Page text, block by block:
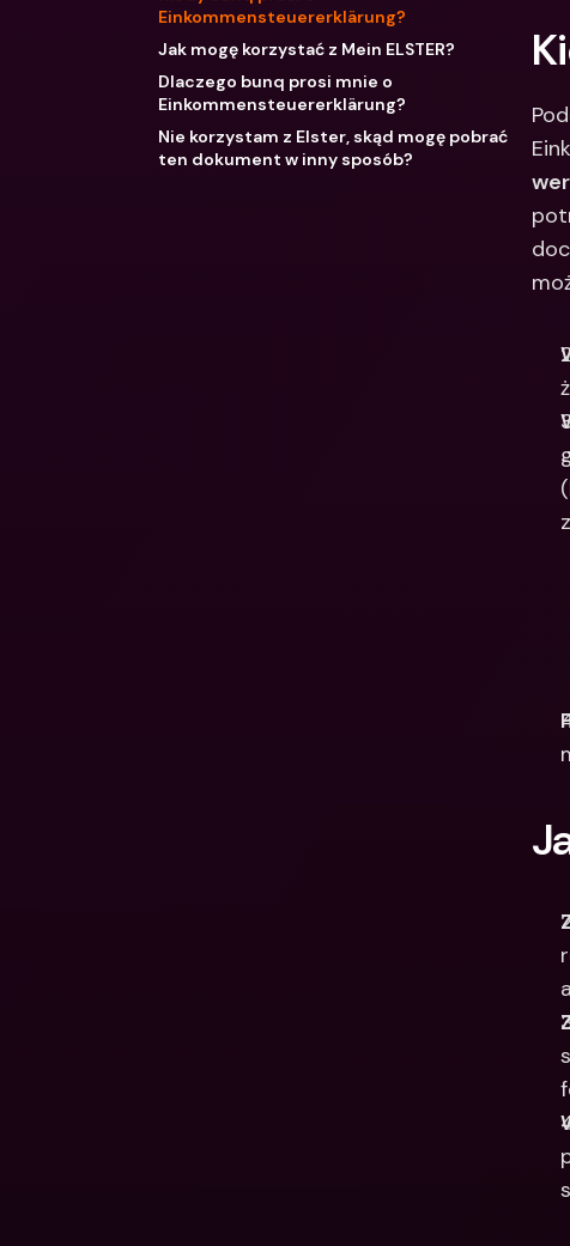
Einkommensteuererklärung?
Jak mogę korzystać z Mein ELSTER?
Dlaczego bunq prosi mnie o
Einkommensteuererklärung?
Nie korzystam z Elster, skąd mogę pobrać
ten dokument w inny sposób?